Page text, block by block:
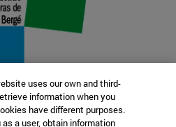
uses our own and third-
information when you
have different purposes.
a user, obtain information